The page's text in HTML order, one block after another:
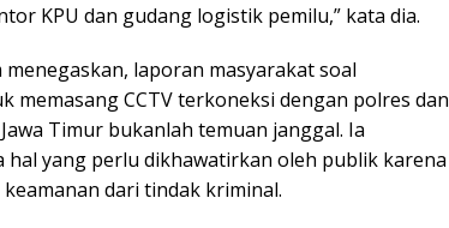
KPU dan gudang logistik pemilu,” kata dia.
menegaskan, laporan masyarakat soal
memasang CCTV terkoneksi dengan polres dan
Timur bukanlah temuan janggal. Ia
hal yang perlu dikhawatirkan oleh publik karena
dari tindak kriminal.